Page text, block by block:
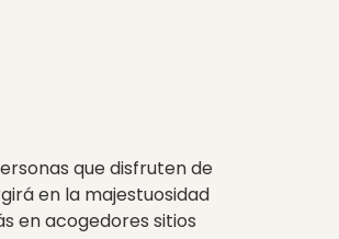
que disfruten de
en la majestuosidad
en acogedores sitios